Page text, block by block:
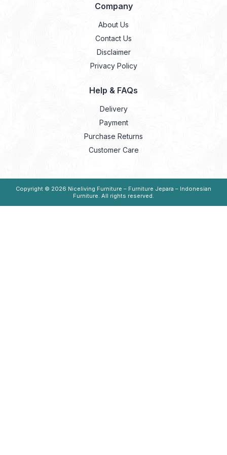
Company
About Us
Contact Us
Disclaimer
Privacy Policy
Help & FAQs
Delivery
Payment
Purchase Returns
Customer Care
Copyright © 2026 Niceliving Furniture – Furniture Jepara – Indonesian
Furniture . All rights reserved.